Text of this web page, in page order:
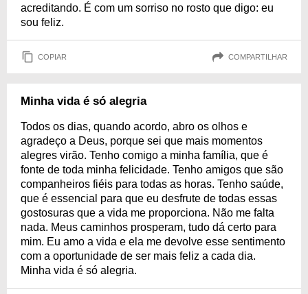
acreditando. É com um sorriso no rosto que digo: eu
sou feliz.
COPIAR COMPARTILHAR
Minha vida é só alegria
Todos os dias, quando acordo, abro os olhos e
agradeço a Deus, porque sei que mais momentos
alegres virão. Tenho comigo a minha família, que é
fonte de toda minha felicidade. Tenho amigos que são
companheiros fiéis para todas as horas. Tenho saúde,
que é essencial para que eu desfrute de todas essas
gostosuras que a vida me proporciona. Não me falta
nada. Meus caminhos prosperam, tudo dá certo para
mim. Eu amo a vida e ela me devolve esse sentimento
com a oportunidade de ser mais feliz a cada dia.
Minha vida é só alegria.